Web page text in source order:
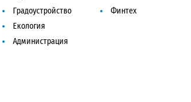
Градоустройство
Екология
Администрация
Финтех